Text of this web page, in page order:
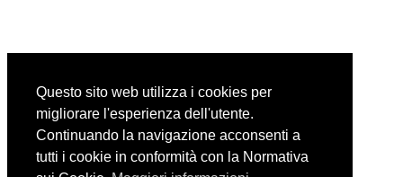
Questo sito web utilizza i cookies per
migliorare l'esperienza dell'utente.
Continuando la navigazione acconsenti a
tutti i cookie in conformità con la Normativa